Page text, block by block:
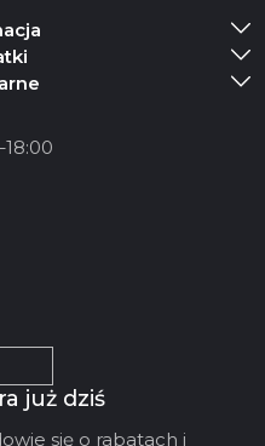
już dziś
się o rabatach i